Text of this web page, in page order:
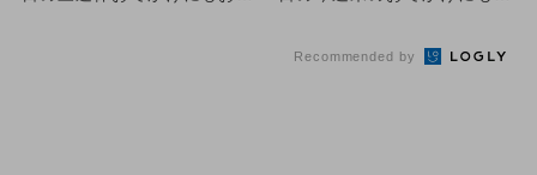
Recommended by